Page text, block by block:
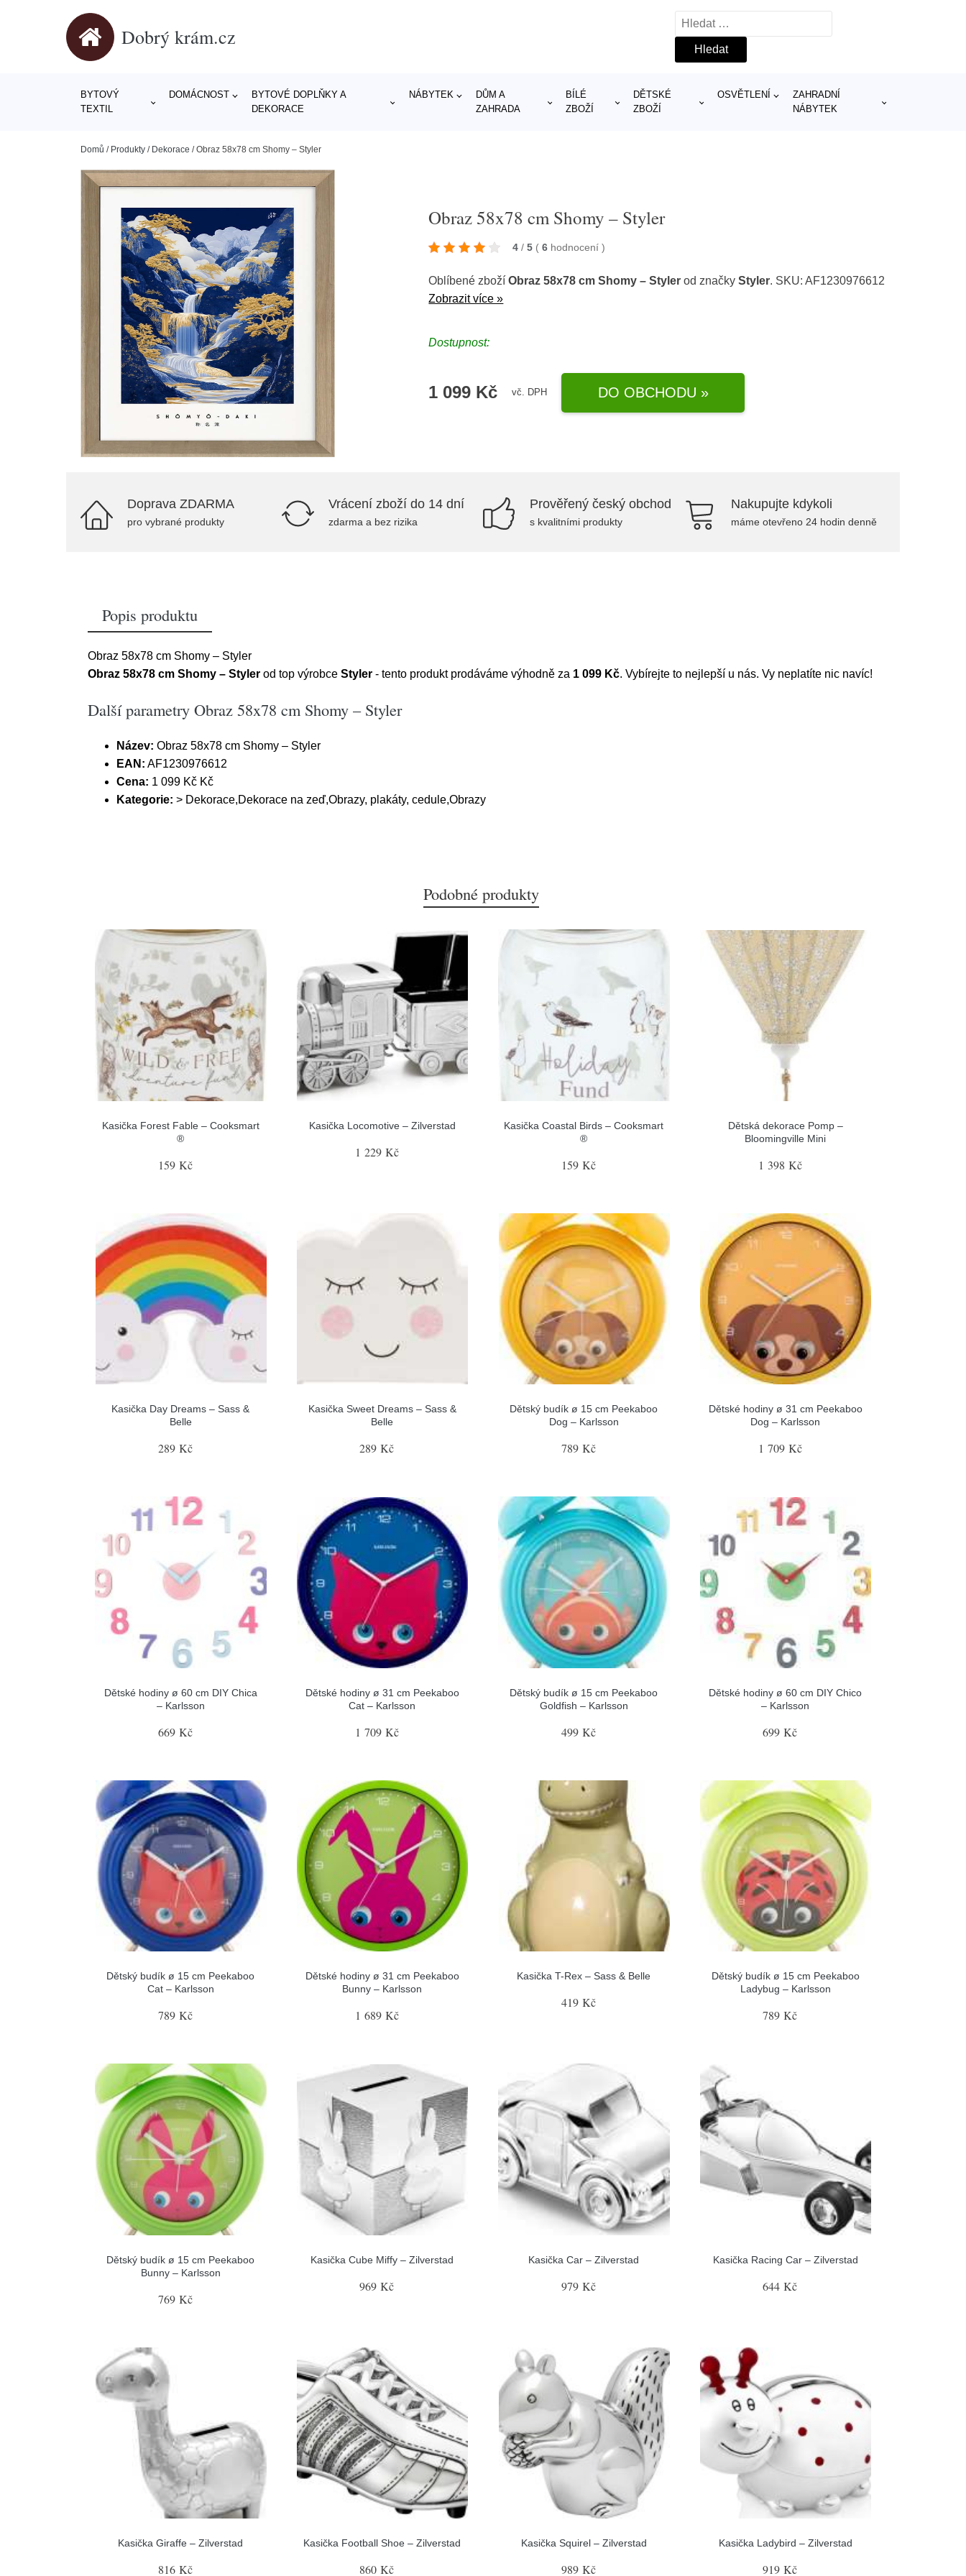
Dobrý krám.cz
Vyhledávání
BYTOVÝ
TEXTIL
DOMÁCNOST
BYTOVÉ DOPLŇKY A
DEKORACE
NÁBYTEK
DŮM A
ZAHRADA
BÍLÉ
ZBOŽÍ
DĚTSKÉ
ZBOŽÍ
OSVĚTLENÍ
ZAHRADNÍ
NÁBYTEK
Domů / Produkty / Dekorace /Obraz 58x78 cm Shomy – Styler
Obraz 58x78 cm Shomy – Styler
4 / 5 ( 6 hodnocení)
Oblíbené zbožíObraz 58x78 cm Shomy – Styler od značkyStyler. SKU: AF1230976612
Zobrazit více »
Dostupnost:
1 099 Kč vč. DPH DO OBCHODU »
Doprava ZDARMA
pro vybrané produkty
Vrácení zboží do 14 dní
zdarma a bez rizika
Prověřený český obchod
s kvalitními produkty
Nakupujte kdykoli
máme otevřeno 24 hodin denně
Popis produktu
Obraz 58x78 cm Shomy – Styler
Obraz 58x78 cm Shomy – Styler od top výrobce Styler - tento produkt prodáváme výhodně za 1 099 Kč. Vybírejte to nejlepší u nás. Vy neplatíte nic navíc!
Další parametry Obraz 58x78 cm Shomy – Styler
Název: Obraz 58x78 cm Shomy – Styler
EAN: AF1230976612
Cena: 1 099 Kč Kč
Kategorie: > Dekorace,Dekorace na zeď,Obrazy, plakáty, cedule,Obrazy
Podobné produkty
Kasička Forest Fable – Cooksmart
®
159 Kč
Kasička Locomotive – Zilverstad
1 229 Kč
Kasička Coastal Birds – Cooksmart
®
159 Kč
Dětská dekorace Pomp –
Bloomingville Mini
1 398 Kč
Kasička Day Dreams – Sass &
Belle
289 Kč
Kasička Sweet Dreams – Sass &
Belle
289 Kč
Dětský budík ø 15 cm Peekaboo
Dog – Karlsson
789 Kč
Dětské hodiny ø 31 cm Peekaboo
Dog – Karlsson
1 709 Kč
Dětské hodiny ø 60 cm DIY Chica
– Karlsson
669 Kč
Dětské hodiny ø 31 cm Peekaboo
Cat – Karlsson
1 709 Kč
Dětský budík ø 15 cm Peekaboo
Goldfish – Karlsson
499 Kč
Dětské hodiny ø 60 cm DIY Chico
– Karlsson
699 Kč
Dětský budík ø 15 cm Peekaboo
Cat – Karlsson
789 Kč
Dětské hodiny ø 31 cm Peekaboo
Bunny – Karlsson
1 689 Kč
Kasička T-Rex – Sass & Belle
419 Kč
Dětský budík ø 15 cm Peekaboo
Ladybug – Karlsson
789 Kč
Dětský budík ø 15 cm Peekaboo
Bunny – Karlsson
769 Kč
Kasička Cube Miffy – Zilverstad
969 Kč
Kasička Car – Zilverstad
979 Kč
Kasička Racing Car – Zilverstad
644 Kč
Kasička Giraffe – Zilverstad
816 Kč
Kasička Football Shoe – Zilverstad
860 Kč
Kasička Squirel – Zilverstad
989 Kč
Kasička Ladybird – Zilverstad
919 Kč